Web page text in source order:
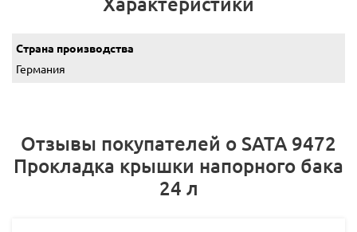
Страна производства
Германия
Отзывы покупателей о SATA 9472
Прокладка крышки напорного бака
24 л